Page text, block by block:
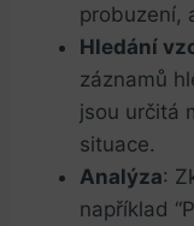
probuzení,
Hledání
záznamů
jsou určitá
situace.
Analýza:
například